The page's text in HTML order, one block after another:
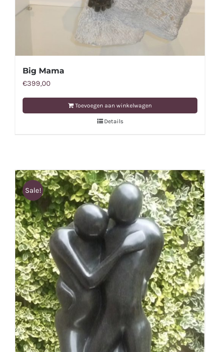
Big Mama
€399,00
Toevoegen aan winkelwagen
Details
Sale!